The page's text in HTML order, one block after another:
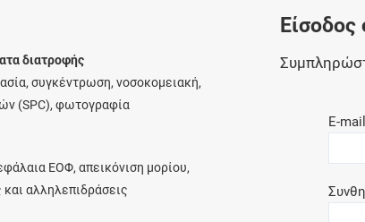
Ελέγξτε την αγωγή σας για αντενδείξεις και
Αποθηκεύστε τις συνταγές σας και
μοιραστείτε τις εύκολα και με ασφάλεια
διατροφής
συγκέντρωση, νοσοκομειακή,
(SPC), φωτογραφία
ΕΟΦ, απεικόνιση μορίου,
και αλληλεπιδράσεις
E-